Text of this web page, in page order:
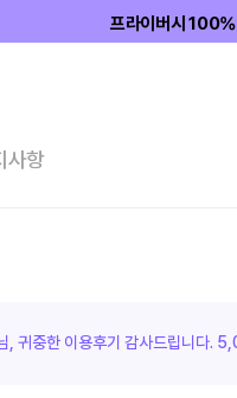
프라이버시
사항
, 귀중한 이용후기 감사드립니다.